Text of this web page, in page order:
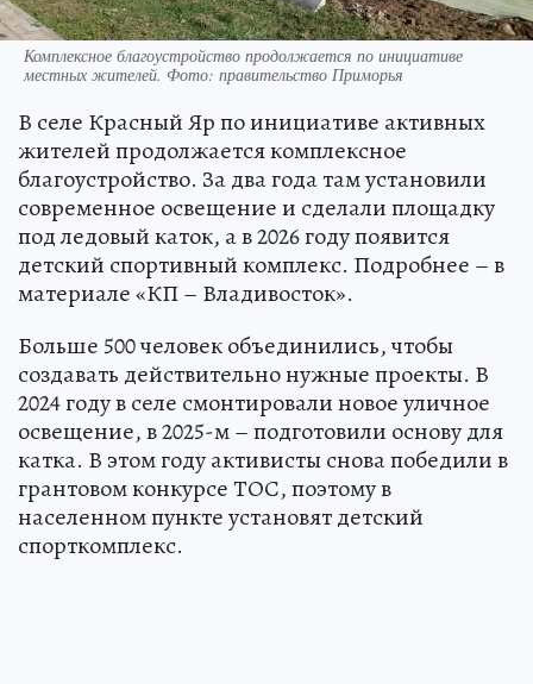
Комплексное благоустройство продолжается по инициативе
местных жителей. Фото: правительство Приморья
В селе Красный Яр по инициативе активных
жителей продолжается комплексное
благоустройство. За два года там установили
современное освещение и сделали площадку
под ледовый каток, а в 2026 году появится
детский спортивный комплекс. Подробнее – в
материале «КП – Владивосток».
Больше 500 человек объединились, чтобы
создавать действительно нужные проекты. В
2024 году в селе смонтировали новое уличное
освещение, в 2025-м – подготовили основу для
катка. В этом году активисты снова победили в
грантовом конкурсе ТОС, поэтому в
населенном пункте установят детский
спорткомплекс.